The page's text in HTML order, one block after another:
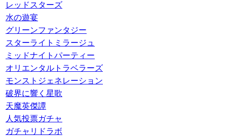
レッドスターズ
水の遊宴
グリーンファンタジー
スターライトミラージュ
ミッドナイトパーティー
オリエンタルトラベラーズ
モンストジェネレーション
破界に響く星歌
天魔英傑譚
人気投票ガチャ
ガチャリドラボ